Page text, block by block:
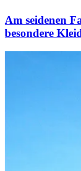
Am seidenen
besondere